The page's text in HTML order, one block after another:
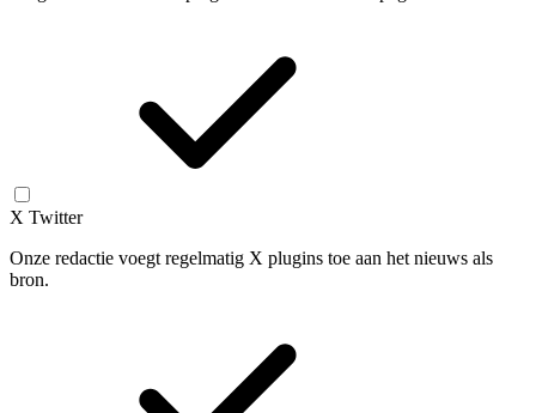
X Twitter
Onze redactie voegt regelmatig X plugins toe aan het nieuws als
bron.